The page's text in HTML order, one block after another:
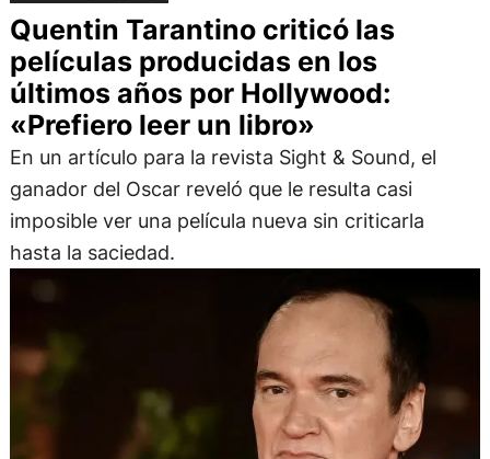
Quentin Tarantino criticó las
películas producidas en los
últimos años por Hollywood:
«Prefiero leer un libro»
En un artículo para la revista Sight & Sound, el
ganador del Oscar reveló que le resulta casi
imposible ver una película nueva sin criticarla
hasta la saciedad.